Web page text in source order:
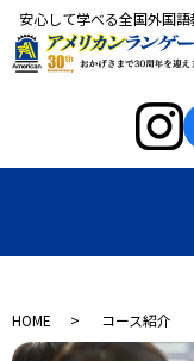
安心して学べる全国外国
HOME コース紹介